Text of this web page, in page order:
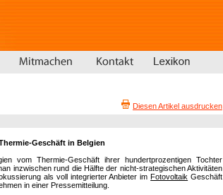
Diesen Artikel ausdrucken
Geschäft in Belgien
vom Thermie-Geschäft ihrer hundertprozentigen Tochter
inzwischen rund die Hälfte der nicht-strategischen Aktivitäten
als voll integrierter Anbieter imFotovoltaik Geschäft
in einer Pressemitteilung.